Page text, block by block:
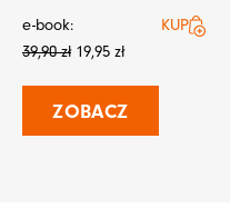
e-book:
39,90zł 19,95 zł
KUP
ZOBACZ